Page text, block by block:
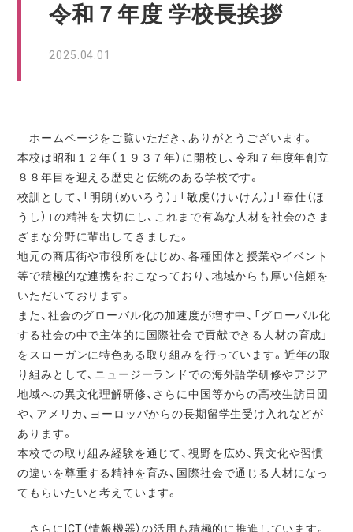
令和７年度 学校長挨拶
2025.04.01
ホームページをご覧いただき、ありがとうございます。
本校は昭和１２年（１９３７年）に開校し、令和７年度年創立
８８年目を迎える歴史と伝統のある学校です。
校訓として、「明朗（めいろう）」「敬虔（けいけん）」「奉仕（ほ
うし）」の精神を大切にし、これまで有為な人材を社会のさま
ざまな分野に輩出してきました。
地元の商店街や市役所をはじめ、各種団体と授業やイベント
等で積極的な連携をおこなっており、地域からも厚い信頼を
いただいております。
また、社会のグローバル化の加速度が増す中、「グローバル化
する社会の中で主体的に国際社会で貢献できる人材の育成」
をスローガンに特色ある取り組みを行っています。近年の取
り組みとして、ニュージーランドでの海外語学研修やアジア
地域への異文化理解研修、さらに中国等からの高校生訪日団
や、アメリカ、ヨーロッパからの長期留学生受け入れなどが
あります。
本校での取り組み経験を通じて、視野を広め、異文化や習慣
の違いを尊重する精神を育み、国際社会で通じる人材になっ
てもらいたいと考えています。
さらにICT（情報機器）の活用も積極的に推進しています。